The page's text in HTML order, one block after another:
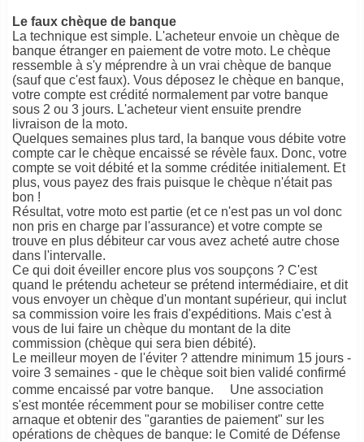
Le faux chèque de banque
La technique est simple. L'acheteur envoie un chèque de
banque étranger en paiement de votre moto. Le chèque
ressemble à s'y méprendre à un vrai chèque de banque
(sauf que c'est faux). Vous déposez le chèque en banque,
votre compte est crédité normalement par votre banque
sous 2 ou 3 jours. L'acheteur vient ensuite prendre
livraison de la moto.
Quelques semaines plus tard, la banque vous débite votre
compte car le chèque encaissé se révèle faux. Donc, votre
compte se voit débité et la somme créditée initialement. Et
plus, vous payez des frais puisque le chèque n'était pas
bon !
Résultat, votre moto est partie (et ce n'est pas un vol donc
non pris en charge par l'assurance) et votre compte se
trouve en plus débiteur car vous avez acheté autre chose
dans l'intervalle.
Ce qui doit éveiller encore plus vos soupçons ? C'est
quand le prétendu acheteur se prétend intermédiaire, et dit
vous envoyer un chèque d'un montant supérieur, qui inclut
sa commission voire les frais d'expéditions. Mais c'est à
vous de lui faire un chèque du montant de la dite
commission (chèque qui sera bien débité).
Le meilleur moyen de l'éviter ? attendre minimum 15 jours -
voire 3 semaines - que le chèque soit bien validé confirmé
comme encaissé par votre banque. Une association
s'est montée récemment pour se mobiliser contre cette
arnaque et obtenir des "garanties de paiement" sur les
opérations de chèques de banque: le Comité de Défense